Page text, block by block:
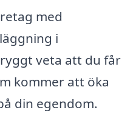
med
i
veta att du får
kommer att öka
din egendom.